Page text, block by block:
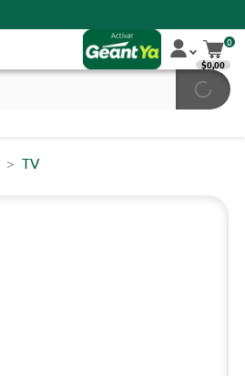
0
$0,00
TV